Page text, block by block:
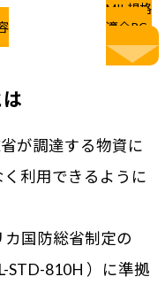
MIL規格
適合PC
が調達する物資に
利用できるように
国防総省制定の
STD-810H ）に準拠